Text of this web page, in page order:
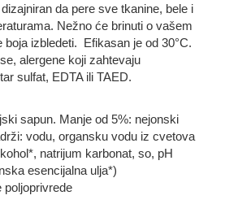
da pere sve tkanine, bele i
Nežno će brinuti o vašem
izbledeti. Efikasan je od 30°C.
alergene koji zahtevaju
sulfat, EDTA ili TAED.
sapun. Manje od 5%: nejonski
vodu, organsku vodu iz cvetova
natrijum karbonat, so, pH
esencijalna ulja*)
poljoprivrede